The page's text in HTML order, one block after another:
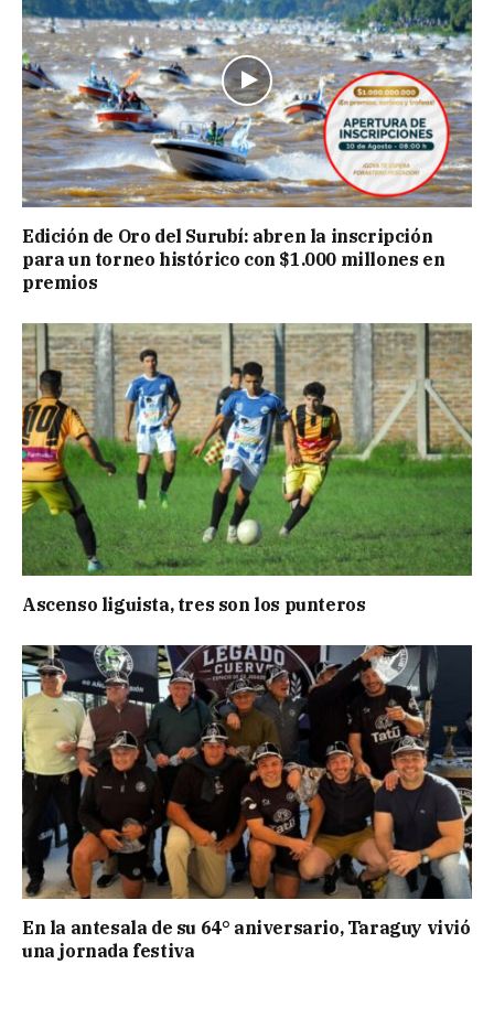
Edición de Oro del Surubí: abren la inscripción
para un torneo histórico con $1.000 millones en
premios
Ascenso liguista, tres son los punteros
En la antesala de su 64° aniversario, Taraguy vivió
una jornada festiva